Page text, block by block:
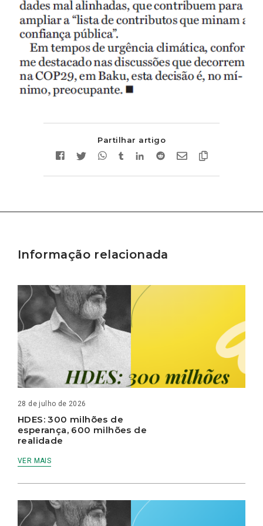
Partilhar artigo
Informação relacionada
28 de julho de 2026
HDES: 300 milhões de
esperança, 600 milhões de
realidade
VER MAIS